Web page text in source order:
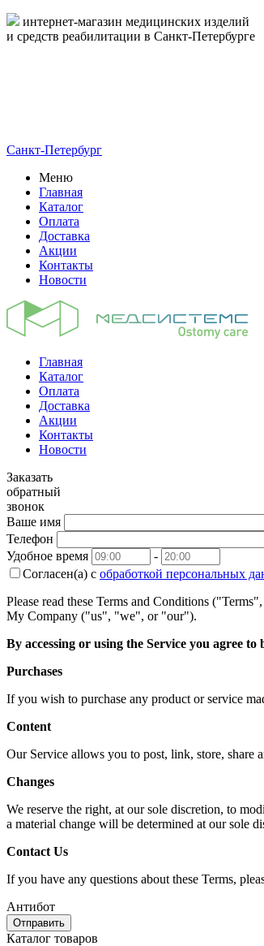
интернет-магазин медицинских изделий
и средств реабилитации в Санкт-Петербурге
Санкт-Петербург
Меню
Главная
Каталог
Оплата
Доставка
Акции
Контакты
Новости
Главная
Каталог
Оплата
Доставка
Акции
Контакты
Новости
Заказать
обратный
звонок
Ваше имя
Телефон
Удобное время
-
Согласен(а) с обработкой персональных
Please read these Terms and Conditions
My Company ("us", "we", or "our").
By accessing or using the Service you agree
Purchases
If you wish to purchase any product or service
Content
Our Service allows you to post, link, store, share
Changes
We reserve the right, at our sole discretion, to
a material change will be determined at our sole
Contact Us
If you have any questions about these Terms,
Антибот
Отправить
Каталог товаров